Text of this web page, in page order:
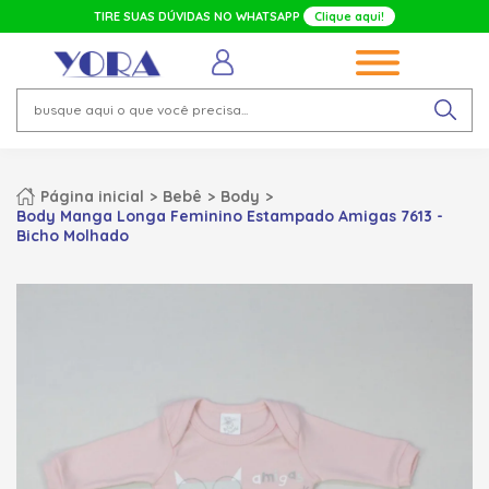
TIRE SUAS DÚVIDAS NO WHATSAPP Clique aqui!
Página inicial Bebê
Body
Body Manga Longa Feminino Estampado Amigas 7613 -
Bicho Molhado